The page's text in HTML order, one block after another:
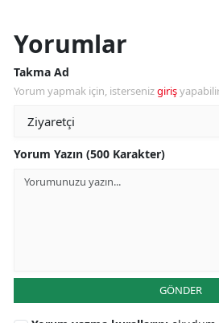
Yorumlar
Takma Ad
Yorum yapmak için, istersenizgiriş
Yorum Yazın (500 Karakter)
GÖNDER